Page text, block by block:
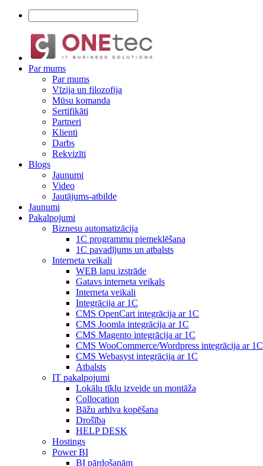
Par mums
Par mums
Vīzija un filozofija
Mūsu komanda
Sertifikāti
Partneri
Klienti
Darbs
Rekvizīti
Blogs
Jaunumi
Video
Jautājums-atbilde
Jaunumi
Pakalpojumi
Biznesu automatizācija
1С programmu piemeklēšana
1С pavadījums un atbalsts
Interneta veikali
WEB lapu izstrāde
Gatavs interneta veikals
Interneta veikali
Integrācija ar 1C
CMS OpenCart integrācija ar 1C
CMS Joomla integrācija ar 1C
CMS Magento integrācija ar 1C
CMS WooCommerce/Wordpress integrācija ar 1C
CMS Webasyst integrācija ar 1C
Atbalsts
IT pakalpojumi
Lokālu tīklu izveide un montāža
Collocation
Bāžu arhīva kopēšana
Drošība
HELP DESK
Hostings
Power BI
BI pārdošanām